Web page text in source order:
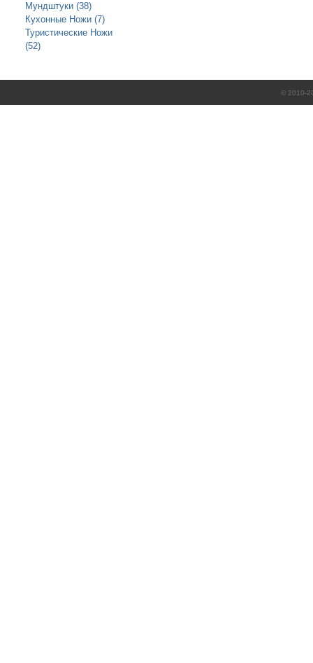
Мундштуки (38)
Кухонные Ножи (7)
Туристические Ножи
(52)
© 2010-